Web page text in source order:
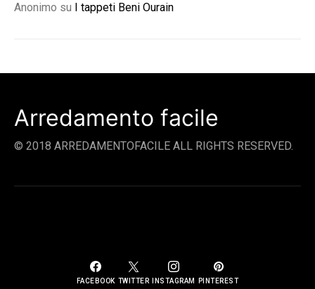
Anonimo su I tappeti Beni Ourain
Arredamento facile
© 2018 ARREDAMENTOFACILE ALL RIGHTS RESERVED.
FACEBOOK TWITTER
INSTAGRAM
PINTEREST